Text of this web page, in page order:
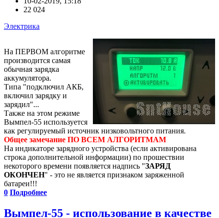
22 024
Электрика
На ПЕРВОМ алгоритме
производится самая
обычная зарядка
аккумулятора.
Типа "подключил АКБ,
включил зарядку и
зарядил"...
Также на этом режиме
Вымпел-55 используется
как регулируемый источник низковольтного питания.
Общее замечание ПО ВСЕМ АЛГОРИТМАМ
На индикаторе зарядного устройства (если активирована
строка дополнительной информации) по прошествии
некоторого времени появляется надпись "ЗАРЯД
ОКОНЧЕН" - это не является признаком заряженной
батареи!!!
0 Подробнее
Вымпел-55 - использование в качестве